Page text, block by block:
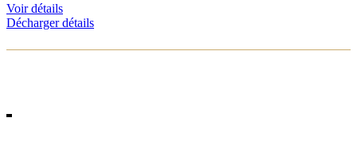
Voir détails
Décharger détails